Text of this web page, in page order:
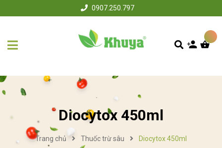
0907.250.797
Diocytox 450ml
Trang chủ Thuốc trừ sâu Diocytox 450ml